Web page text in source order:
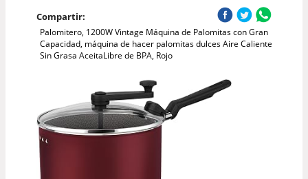
Compartir:
Palomitero, 1200W Vintage Máquina de Palomitas con Gran
Capacidad, máquina de hacer palomitas dulces Aire Caliente
Sin Grasa AceitaLibre de BPA, Rojo